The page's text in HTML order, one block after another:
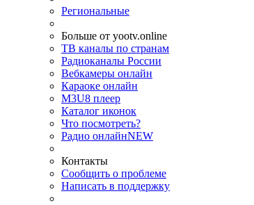
Региональные
Больше от yootv.online
ТВ каналы по странам
Радиоканалы России
Вебкамеры онлайн
Караоке онлайн
M3U8 плеер
Каталог иконок
Что посмотреть?
Радио онлайнNEW
Контакты
Сообщить о проблеме
Написать в поддержку